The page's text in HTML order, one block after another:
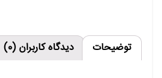
توضیحات دیدگاه کاربران (0)